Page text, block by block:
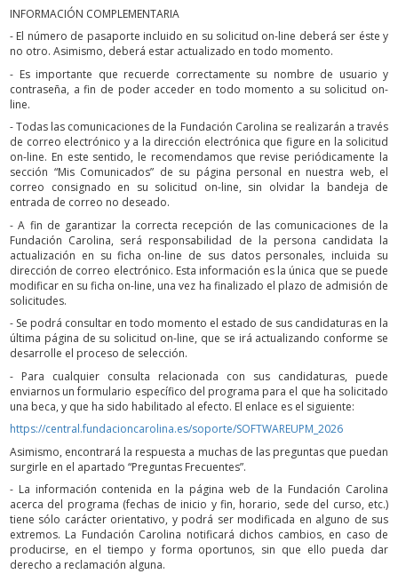
INFORMACIÓN COMPLEMENTARIA
- El número de pasaporte incluido en su solicitud on-line deberá ser éste y
no otro. Asimismo, deberá estar actualizado en todo momento.
- Es importante que recuerde correctamente su nombre de usuario y
contraseña, a fin de poder acceder en todo momento a su solicitud on-
line.
- Todas las comunicaciones de la Fundación Carolina se realizarán a través
de correo electrónico y a la dirección electrónica que figure en la solicitud
on-line. En este sentido, le recomendamos que revise periódicamente la
sección “Mis Comunicados” de su página personal en nuestra web, el
correo consignado en su solicitud on-line, sin olvidar la bandeja de
entrada de correo no deseado.
- A fin de garantizar la correcta recepción de las comunicaciones de la
Fundación Carolina, será responsabilidad de la persona candidata la
actualización en su ficha on-line de sus datos personales, incluida su
dirección de correo electrónico. Esta información es la única que se puede
modificar en su ficha on-line, una vez ha finalizado el plazo de admisión de
solicitudes.
- Se podrá consultar en todo momento el estado de sus candidaturas en la
última página de su solicitud on-line, que se irá actualizando conforme se
desarrolle el proceso de selección.
- Para cualquier consulta relacionada con sus candidaturas, puede
enviarnos un formulario específico del programa para el que ha solicitado
una beca, y que ha sido habilitado al efecto. El enlace es el siguiente:
https://central.fundacioncarolina.es/soporte/SOFTWAREUPM_2026
Asimismo, encontrará la respuesta a muchas de las preguntas que puedan
surgirle en el apartado “Preguntas Frecuentes”.
- La información contenida en la página web de la Fundación Carolina
acerca del programa (fechas de inicio y fin, horario, sede del curso, etc.)
tiene sólo carácter orientativo, y podrá ser modificada en alguno de sus
extremos. La Fundación Carolina notificará dichos cambios, en caso de
producirse, en el tiempo y forma oportunos, sin que ello pueda dar
derecho a reclamación alguna.